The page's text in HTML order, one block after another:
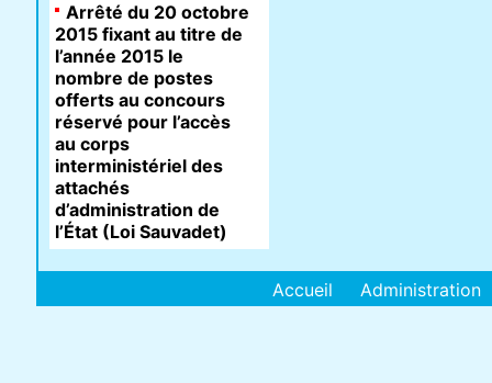
Arrêté du 20 octobre
2015 fixant au titre de
l’année 2015 le
nombre de postes
offerts au concours
réservé pour l’accès
au corps
interministériel des
attachés
d’administration de
l’État (Loi Sauvadet)
Accueil Administration